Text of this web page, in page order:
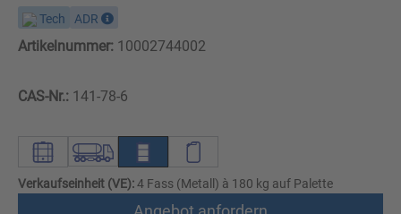
Tech ADR
Artikelnummer: 10002744002
CAS-Nr.: 141-78-6
Verkaufseinheit (VE):4 Fass (Metall) à 180 kg auf Palette